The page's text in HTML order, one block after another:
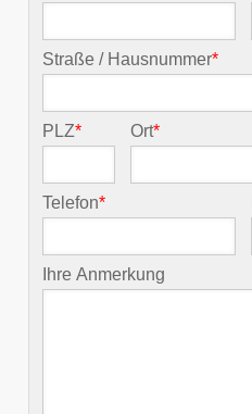
Straße / Hausnummer*
PLZ* Ort*
Telefon*
Ihre Anmerkung